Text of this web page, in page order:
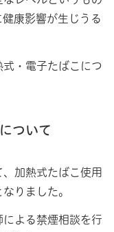
康影響が生じうる
・電子たばこにつ
ついて
加熱式たばこ使用
りました。
よる禁煙相談を行